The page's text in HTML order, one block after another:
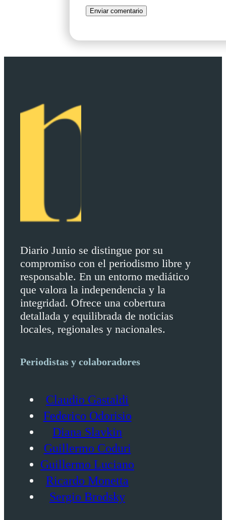
Diario Junio se distingue por su
compromiso con el periodismo libre y
responsable. En un entorno mediático
que valora la independencia y la
integridad. Ofrece una cobertura
detallada y equilibrada de noticias
locales, regionales y nacionales.
Periodistas y colaboradores
Claudio Gastaldi
Federico Odorisio
Diana Slavkin
Guillermo Coduri
Guillermo Luciano
Ricardo Monetta
Sergio Brodsky